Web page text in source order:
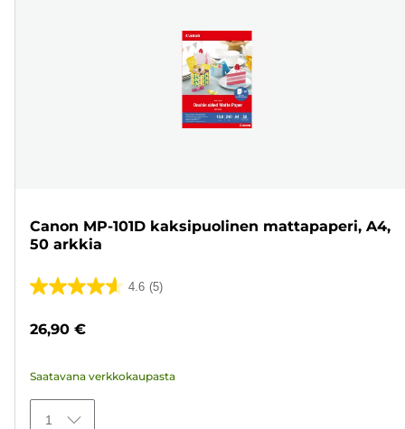
Canon MP-101D kaksipuolinen mattapaperi, A4,
50 arkkia
4.6 (5)
4.6/5
5
26,90 €
Saatavana verkkokaupasta
1